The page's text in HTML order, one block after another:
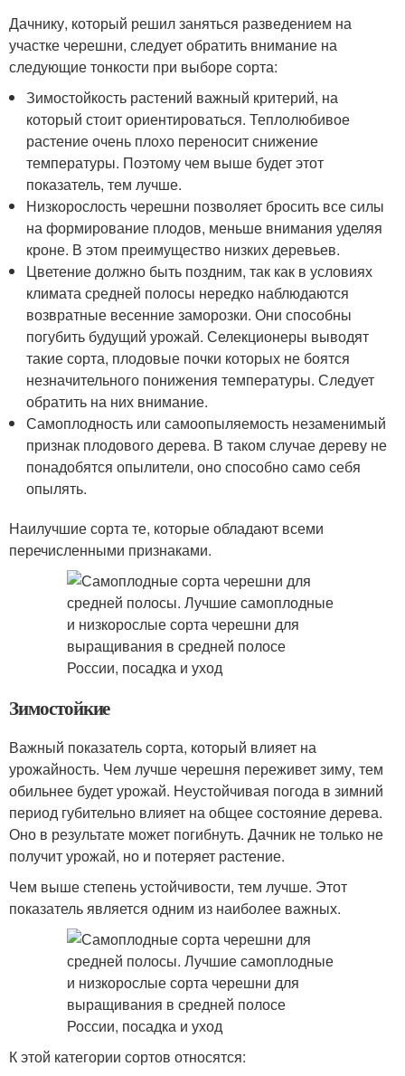
Дачнику, который решил заняться разведением на
участке черешни, следует обратить внимание на
следующие тонкости при выборе сорта:
Зимостойкость растений важный критерий, на
который стоит ориентироваться. Теплолюбивое
растение очень плохо переносит снижение
температуры. Поэтому чем выше будет этот
показатель, тем лучше.
Низкорослость черешни позволяет бросить все силы
на формирование плодов, меньше внимания уделяя
кроне. В этом преимущество низких деревьев.
Цветение должно быть поздним, так как в условиях
климата средней полосы нередко наблюдаются
возвратные весенние заморозки. Они способны
погубить будущий урожай. Селекционеры выводят
такие сорта, плодовые почки которых не боятся
незначительного понижения температуры. Следует
обратить на них внимание.
Самоплодность или самоопыляемость незаменимый
признак плодового дерева. В таком случае дереву не
понадобятся опылители, оно способно само себя
опылять.
Наилучшие сорта те, которые обладают всеми
перечисленными признаками.
Зимостойкие
Важный показатель сорта, который влияет на
урожайность. Чем лучше черешня переживет зиму, тем
обильнее будет урожай. Неустойчивая погода в зимний
период губительно влияет на общее состояние дерева.
Оно в результате может погибнуть. Дачник не только не
получит урожай, но и потеряет растение.
Чем выше степень устойчивости, тем лучше. Этот
показатель является одним из наиболее важных.
К этой категории сортов относятся: